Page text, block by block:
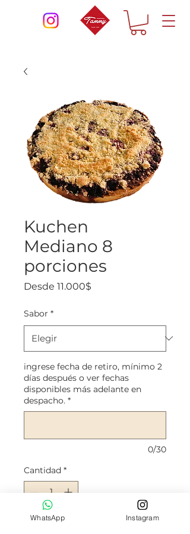
Kuchen
Mediano 8
porciones
Desde 11.000$
Sabor *
ingrese fecha de retiro, mínimo 2
días después o ver fechas
disponibles más adelante en
despacho. *
0/30
Cantidad *
WhatsApp Instagram